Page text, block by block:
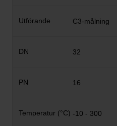
C3-målning
32
16
-10 - 300